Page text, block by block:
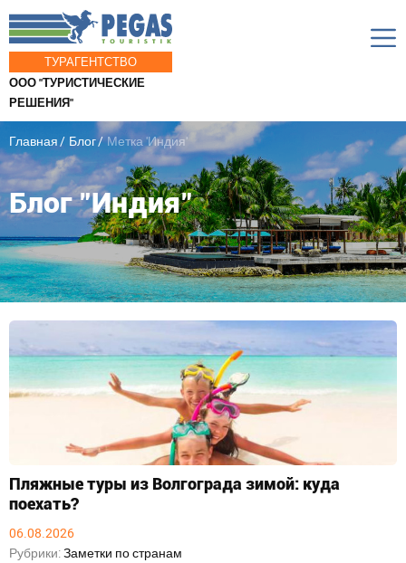
ТУРАГЕНТСТВО
ООО "ТУРИСТИЧЕСКИЕ
РЕШЕНИЯ"
Главная Блог Метка 'Индия'
Блог "Индия"
Пляжные туры из Волгограда зимой: куда
поехать?
06.08.2026
Рубрики:Заметки по странам